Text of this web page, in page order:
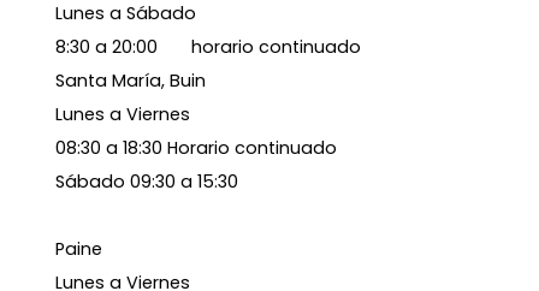
Lunes a Sábado
8:30 a 20:00 horario continuado
Santa María, Buin
Lunes a Viernes
08:30 a 18:30 Horario continuado
Sábado 09:30 a 15:30
Paine
Lunes a Viernes